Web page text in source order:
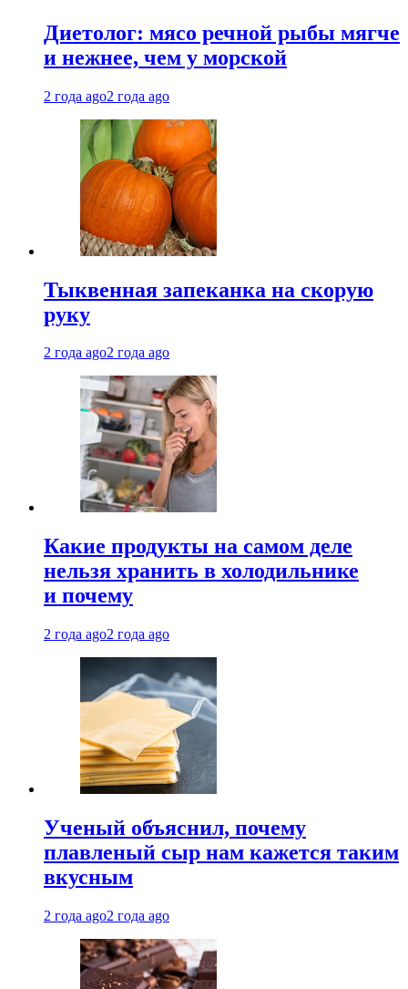
Диетолог: мясо речной рыбы мягче
и нежнее, чем у морской
2 года ago2 года ago
Тыквенная запеканка на скорую
руку
2 года ago2 года ago
Какие продукты на самом деле
нельзя хранить в холодильнике
и почему
2 года ago2 года ago
Ученый объяснил, почему
плавленый сыр нам кажется таким
вкусным
2 года ago2 года ago